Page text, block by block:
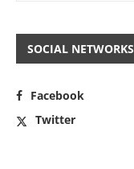
SOCIAL NETWORKS
Facebook
Twitter